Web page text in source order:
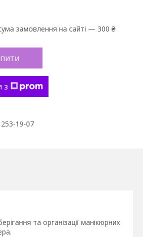
замовлення на сайті — 300 ₴
з
19-07
та організації манікюрних